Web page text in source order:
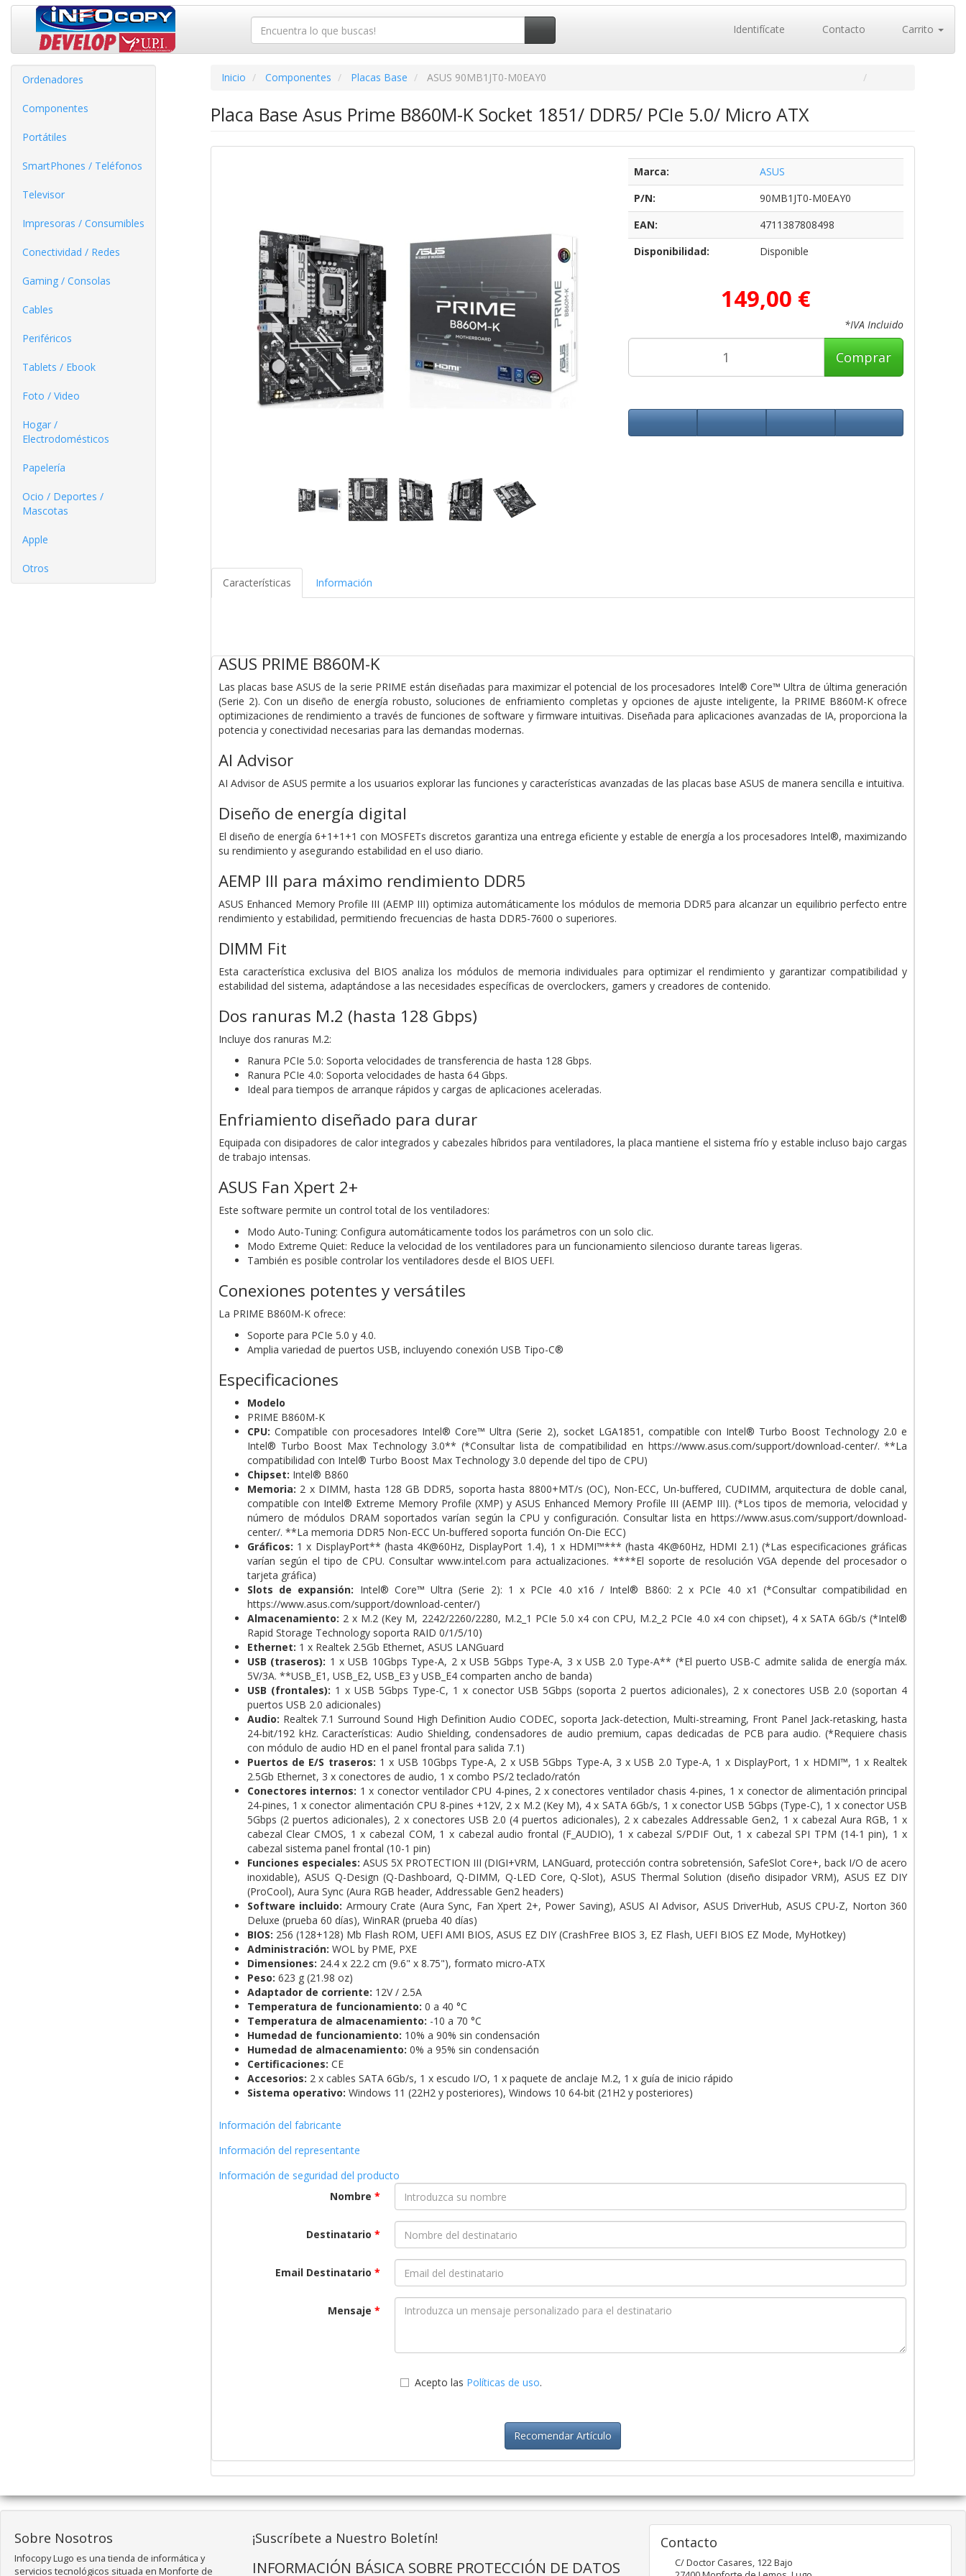
Identifícate Contacto Carrito
Ordenadores
Componentes
Portátiles
SmartPhones / Teléfonos
Televisor
Impresoras / Consumibles
Conectividad / Redes
Gaming / Consolas
Cables
Periféricos
Tablets / Ebook
Foto / Video
Hogar /
Electrodomésticos
Papelería
Ocio / Deportes /
Mascotas
Apple
Otros
Inicio Componentes Placas Base ASUS 90MB1JT0-M0EAY0
Placa Base Asus Prime B860M-K Socket 1851/ DDR5/ PCIe 5.0/ Micro ATX
Marca:
ASUS
P/N:
90MB1JT0-M0EAY0
EAN:
4711387808498
Disponibilidad:
Disponible
149,00 €
*IVA Incluido
Comprar
Características Información
ASUS PRIME B860M-K
Las placas base ASUS de la serie PRIME están diseñadas para maximizar el potencial de los procesadores Intel® Core™ Ultra de última generación
(Serie 2). Con un diseño de energía robusto, soluciones de enfriamiento completas y opciones de ajuste inteligente, la PRIME B860M-K ofrece
optimizaciones de rendimiento a través de funciones de software y firmware intuitivas. Diseñada para aplicaciones avanzadas de IA, proporciona la
potencia y conectividad necesarias para las demandas modernas.
AI Advisor
AI Advisor de ASUS permite a los usuarios explorar las funciones y características avanzadas de las placas base ASUS de manera sencilla e intuitiva.
Diseño de energía digital
El diseño de energía 6+1+1+1 con MOSFETs discretos garantiza una entrega eficiente y estable de energía a los procesadores Intel®, maximizando
su rendimiento y asegurando estabilidad en el uso diario.
AEMP III para máximo rendimiento DDR5
ASUS Enhanced Memory Profile III (AEMP III) optimiza automáticamente los módulos de memoria DDR5 para alcanzar un equilibrio perfecto entre
rendimiento y estabilidad, permitiendo frecuencias de hasta DDR5-7600 o superiores.
DIMM Fit
Esta característica exclusiva del BIOS analiza los módulos de memoria individuales para optimizar el rendimiento y garantizar compatibilidad y
estabilidad del sistema, adaptándose a las necesidades específicas de overclockers, gamers y creadores de contenido.
Dos ranuras M.2 (hasta 128 Gbps)
Incluye dos ranuras M.2:
Ranura PCIe 5.0: Soporta velocidades de transferencia de hasta 128 Gbps.
Ranura PCIe 4.0: Soporta velocidades de hasta 64 Gbps.
Ideal para tiempos de arranque rápidos y cargas de aplicaciones aceleradas.
Enfriamiento diseñado para durar
Equipada con disipadores de calor integrados y cabezales híbridos para ventiladores, la placa mantiene el sistema frío y estable incluso bajo cargas
de trabajo intensas.
ASUS Fan Xpert 2+
Este software permite un control total de los ventiladores:
Modo Auto-Tuning: Configura automáticamente todos los parámetros con un solo clic.
Modo Extreme Quiet: Reduce la velocidad de los ventiladores para un funcionamiento silencioso durante tareas ligeras.
También es posible controlar los ventiladores desde el BIOS UEFI.
Conexiones potentes y versátiles
La PRIME B860M-K ofrece:
Soporte para PCIe 5.0 y 4.0.
Amplia variedad de puertos USB, incluyendo conexión USB Tipo-C®
Especificaciones
Modelo
PRIME B860M-K
CPU: Compatible con procesadores Intel® Core™ Ultra (Serie 2), socket LGA1851, compatible con Intel® Turbo Boost Technology 2.0 e
Intel® Turbo Boost Max Technology 3.0** (*Consultar lista de compatibilidad en https://www.asus.com/support/download-center/. **La
compatibilidad con Intel® Turbo Boost Max Technology 3.0 depende del tipo de CPU)
Chipset: Intel® B860
Memoria: 2 x DIMM, hasta 128 GB DDR5, soporta hasta 8800+MT/s (OC), Non-ECC, Un-buffered, CUDIMM, arquitectura de doble canal,
compatible con Intel® Extreme Memory Profile (XMP) y ASUS Enhanced Memory Profile III (AEMP III). (*Los tipos de memoria, velocidad y
número de módulos DRAM soportados varían según la CPU y configuración. Consultar lista en https://www.asus.com/support/download-
center/. **La memoria DDR5 Non-ECC Un-buffered soporta función On-Die ECC)
Gráficos: 1 x DisplayPort** (hasta 4K@60Hz, DisplayPort 1.4), 1 x HDMI™*** (hasta 4K@60Hz, HDMI 2.1) (*Las especificaciones gráficas
varían según el tipo de CPU. Consultar www.intel.com para actualizaciones. ****El soporte de resolución VGA depende del procesador o
tarjeta gráfica)
Slots de expansión: Intel® Core™ Ultra (Serie 2): 1 x PCIe 4.0 x16 / Intel® B860: 2 x PCIe 4.0 x1 (*Consultar compatibilidad en
https://www.asus.com/support/download-center/)
Almacenamiento: 2 x M.2 (Key M, 2242/2260/2280, M.2_1 PCIe 5.0 x4 con CPU, M.2_2 PCIe 4.0 x4 con chipset), 4 x SATA 6Gb/s (*Intel®
Rapid Storage Technology soporta RAID 0/1/5/10)
Ethernet: 1 x Realtek 2.5Gb Ethernet, ASUS LANGuard
USB (traseros): 1 x USB 10Gbps Type-A, 2 x USB 5Gbps Type-A, 3 x USB 2.0 Type-A** (*El puerto USB-C admite salida de energía máx.
5V/3A. **USB_E1, USB_E2, USB_E3 y USB_E4 comparten ancho de banda)
USB (frontales): 1 x USB 5Gbps Type-C, 1 x conector USB 5Gbps (soporta 2 puertos adicionales), 2 x conectores USB 2.0 (soportan 4
puertos USB 2.0 adicionales)
Audio: Realtek 7.1 Surround Sound High Definition Audio CODEC, soporta Jack-detection, Multi-streaming, Front Panel Jack-retasking, hasta
24-bit/192 kHz. Características: Audio Shielding, condensadores de audio premium, capas dedicadas de PCB para audio. (*Requiere chasis
con módulo de audio HD en el panel frontal para salida 7.1)
Puertos de E/S traseros: 1 x USB 10Gbps Type-A, 2 x USB 5Gbps Type-A, 3 x USB 2.0 Type-A, 1 x DisplayPort, 1 x HDMI™, 1 x Realtek
2.5Gb Ethernet, 3 x conectores de audio, 1 x combo PS/2 teclado/ratón
Conectores internos: 1 x conector ventilador CPU 4-pines, 2 x conectores ventilador chasis 4-pines, 1 x conector de alimentación principal
24-pines, 1 x conector alimentación CPU 8-pines +12V, 2 x M.2 (Key M), 4 x SATA 6Gb/s, 1 x conector USB 5Gbps (Type-C), 1 x conector USB
5Gbps (2 puertos adicionales), 2 x conectores USB 2.0 (4 puertos adicionales), 2 x cabezales Addressable Gen2, 1 x cabezal Aura RGB, 1 x
cabezal Clear CMOS, 1 x cabezal COM, 1 x cabezal audio frontal (F_AUDIO), 1 x cabezal S/PDIF Out, 1 x cabezal SPI TPM (14-1 pin), 1 x
cabezal sistema panel frontal (10-1 pin)
Funciones especiales: ASUS 5X PROTECTION III (DIGI+VRM, LANGuard, protección contra sobretensión, SafeSlot Core+, back I/O de acero
inoxidable), ASUS Q-Design (Q-Dashboard, Q-DIMM, Q-LED Core, Q-Slot), ASUS Thermal Solution (diseño disipador VRM), ASUS EZ DIY
(ProCool), Aura Sync (Aura RGB header, Addressable Gen2 headers)
Software incluido: Armoury Crate (Aura Sync, Fan Xpert 2+, Power Saving), ASUS AI Advisor, ASUS DriverHub, ASUS CPU-Z, Norton 360
Deluxe (prueba 60 días), WinRAR (prueba 40 días)
BIOS: 256 (128+128) Mb Flash ROM, UEFI AMI BIOS, ASUS EZ DIY (CrashFree BIOS 3, EZ Flash, UEFI BIOS EZ Mode, MyHotkey)
Administración: WOL by PME, PXE
Dimensiones: 24.4 x 22.2 cm (9.6" x 8.75"), formato micro-ATX
Peso: 623 g (21.98 oz)
Adaptador de corriente: 12V / 2.5A
Temperatura de funcionamiento: 0 a 40 °C
Temperatura de almacenamiento: -10 a 70 °C
Humedad de funcionamiento: 10% a 90% sin condensación
Humedad de almacenamiento: 0% a 95% sin condensación
Certificaciones: CE
Accesorios: 2 x cables SATA 6Gb/s, 1 x escudo I/O, 1 x paquete de anclaje M.2, 1 x guía de inicio rápido
Sistema operativo: Windows 11 (22H2 y posteriores), Windows 10 64-bit (21H2 y posteriores)
Información del fabricante
Información del representante
Información de seguridad del producto
Nombre *
Destinatario *
Email Destinatario *
Mensaje *
Acepto las Políticas de uso.
Recomendar Artículo
Sobre Nosotros
Infocopy Lugo es una tienda de informática y
servicios tecnológicos situada en Monforte de
¡Suscríbete a Nuestro Boletín!
INFORMACIÓN BÁSICA SOBRE PROTECCIÓN DE DATOS
Contacto
C/ Doctor Casares, 122 Bajo